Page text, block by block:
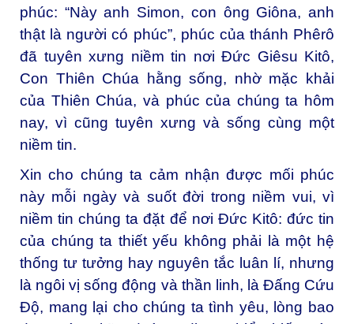
phúc: “Này anh Simon, con ông Giôna, anh
thật là người có phúc”, phúc của thánh Phêrô
đã tuyên xưng niềm tin nơi Đức Giêsu Kitô,
Con Thiên Chúa hằng sống, nhờ mặc khải
của Thiên Chúa, và phúc của chúng ta hôm
nay, vì cũng tuyên xưng và sống cùng một
niềm tin.
Xin cho chúng ta cảm nhận được mối phúc
này mỗi ngày và suốt đời trong niềm vui, vì
niềm tin chúng ta đặt để nơi Đức Kitô: đức tin
của chúng ta thiết yếu không phải là một hệ
thống tư tưởng hay nguyên tắc luân lí, nhưng
là ngôi vị sống động và thần linh, là Đấng Cứu
Độ, mang lại cho chúng ta tình yêu, lòng bao